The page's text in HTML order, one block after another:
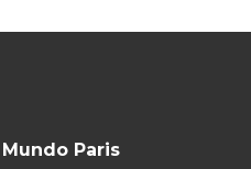
Mundo Paris